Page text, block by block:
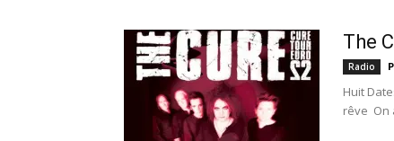
The
Radio
Huit
rêve On